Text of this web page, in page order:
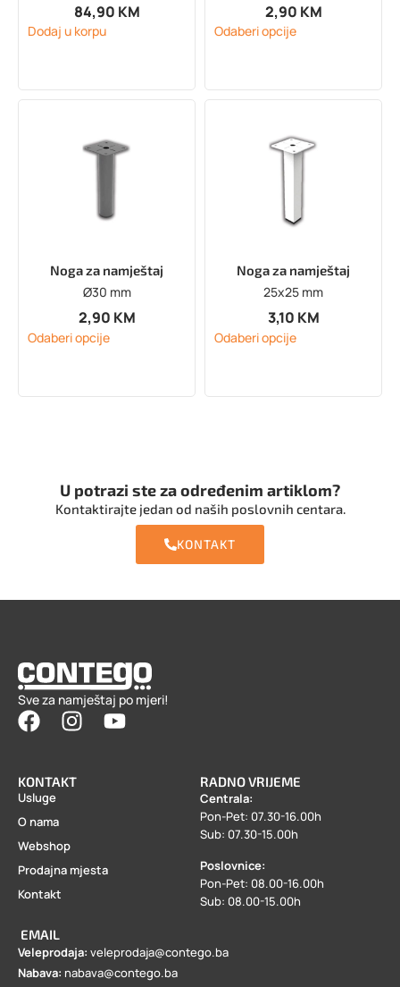
84,90 KM
Dodaj u korpu
2,90 KM
Odaberi opcije
Noga za namještaj
Ø30 mm
2,90 KM
Odaberi opcije
Noga za namještaj
25x25 mm
3,10 KM
Odaberi opcije
U potrazi ste za određenim artiklom?
Kontaktirajte jedan od naših poslovnih centara.
KONTAKT
Sve za namještaj po mjeri!
KONTAKT
Usluge
O nama
Webshop
Prodajna mjesta
Kontakt
EMAIL
Veleprodaja: veleprodaja@contego.ba
Nabava: nabava@contego.ba
RADNO VRIJEME
Centrala:
Pon-Pet: 07.30-16.00h
Sub: 07.30-15.00h
Poslovnice:
Pon-Pet: 08.00-16.00h
Sub: 08.00-15.00h